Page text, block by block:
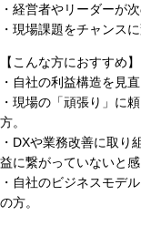
・経営者やリーダーが
・現場課題をチャンス
【こんな方におすすめ】
・自社の利益構造を見
・現場の「頑張り」に
方。
・DXや業務改善に取り
益に繋がっていないと感
・自社のビジネスモデ
の方。